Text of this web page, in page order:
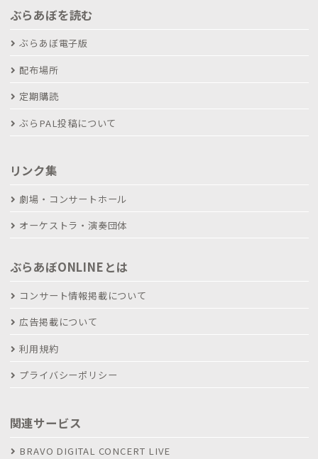
ぶらあぼを読む
ぶらあぼ電子版
配布場所
定期購読
ぶらPAL投稿について
リンク集
劇場・コンサートホール
オーケストラ・演奏団体
ぶらあぼONLINEとは
コンサート情報掲載について
広告掲載について
利用規約
プライバシーポリシー
関連サービス
BRAVO DIGITAL CONCERT LIVE